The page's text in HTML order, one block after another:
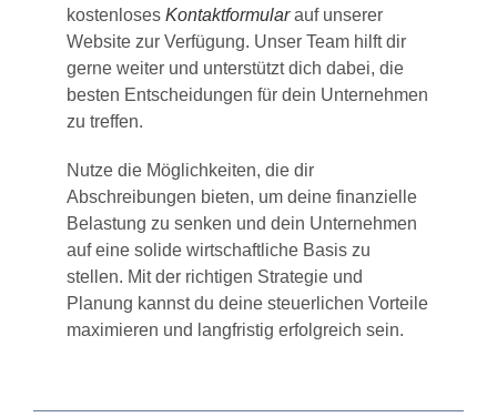
kostenloses Kontaktformularauf unserer
Website zur Verfügung. Unser Team hilft dir
gerne weiter und unterstützt dich dabei, die
besten Entscheidungen für dein Unternehmen
zu treffen.
Nutze die Möglichkeiten, die dir
Abschreibungen bieten, um deine finanzielle
Belastung zu senken und dein Unternehmen
auf eine solide wirtschaftliche Basis zu
stellen. Mit der richtigen Strategie und
Planung kannst du deine steuerlichen Vorteile
maximieren und langfristig erfolgreich sein.